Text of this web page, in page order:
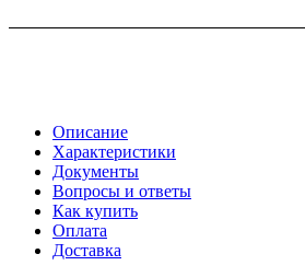
Описание
Характеристики
Документы
Вопросы и ответы
Как купить
Оплата
Доставка